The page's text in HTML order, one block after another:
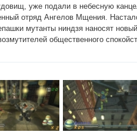
уже подали в небесную
отряд Ангелов Мщения.
мутанты ниндзя наносят
общественного